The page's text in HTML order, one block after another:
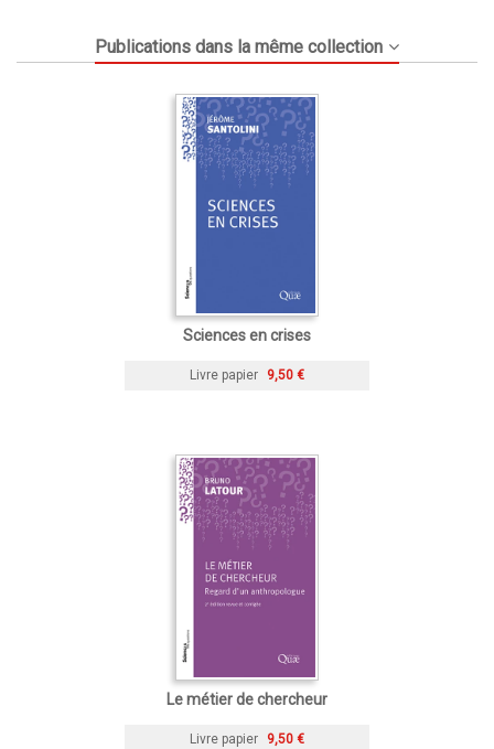
Publications dans la même collection
Sciences en crises
Livre papier 9,50 €
Le métier de chercheur
Livre papier 9,50 €